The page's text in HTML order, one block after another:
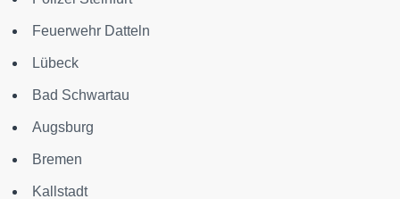
Feuerwehr Datteln
Lübeck
Bad Schwartau
Augsburg
Bremen
Kallstadt